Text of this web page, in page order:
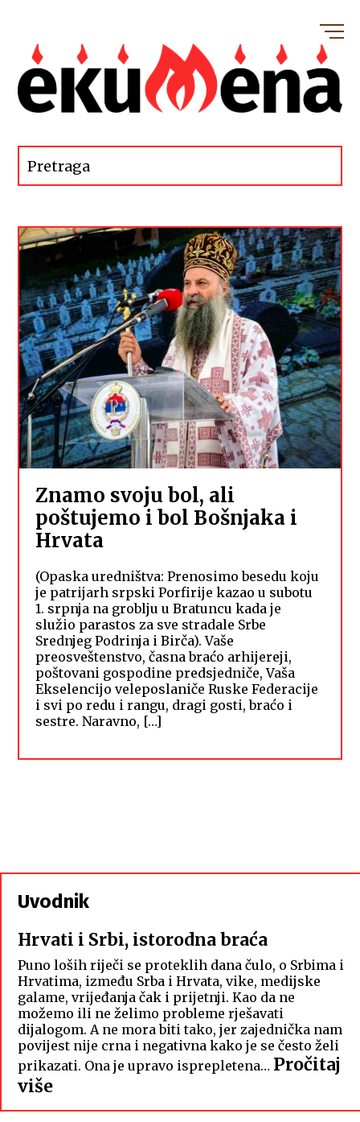
Znamo svoju bol, ali
poštujemo i bol Bošnjaka i
Hrvata
(Opaska uredništva: Prenosimo besedu koju
je patrijarh srpski Porfirije kazao u subotu
1. srpnja na groblju u Bratuncu kada je
služio parastos za sve stradale Srbe
Srednjeg Podrinja i Birča). Vaše
preosveštenstvo, časna braćo arhijereji,
poštovani gospodine predsjedniče, Vaša
Ekselencijo veleposlaniče Ruske Federacije
i svi po redu i rangu, dragi gosti, braćo i
sestre. Naravno, […]
Uvodnik
Hrvati i Srbi, istorodna braća
Puno loših riječi se proteklih dana čulo, o Srbima i
Hrvatima, između Srba i Hrvata, vike, medijske
galame, vrijeđanja čak i prijetnji. Kao da ne
možemo ili ne želimo probleme rješavati
dijalogom. A ne mora biti tako, jer zajednička nam
povijest nije crna i negativna kako je se često želi
prikazati. Ona je upravo isprepletena… Pročitaj
više:
Hrvati